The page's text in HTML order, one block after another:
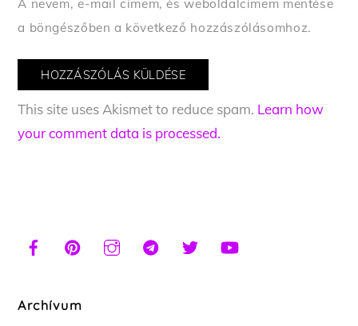
A nevem, e-mail címem, és weboldalcímem mentése
a böngészőben a következő hozzászólásomhoz.
This site uses Akismet to reduce spam. Learn how
your comment data is processed.
Archívum